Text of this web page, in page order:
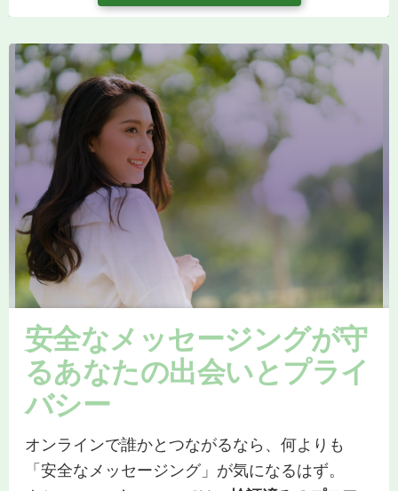
安全なメッセージングが守
るあなたの出会いとプライ
バシー
オンラインで誰かとつながるなら、何よりも
「安全なメッセージング」が気になるはず。